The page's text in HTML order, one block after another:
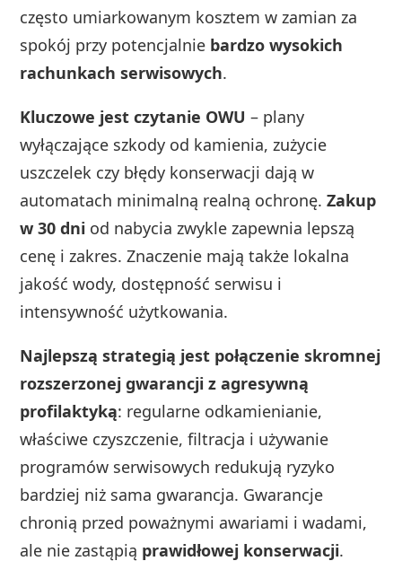
często umiarkowanym kosztem w zamian za
spokój przy potencjalnie bardzo wysokich
rachunkach serwisowych.
Kluczowe jest czytanie OWU – plany
wyłączające szkody od kamienia, zużycie
uszczelek czy błędy konserwacji dają w
automatach minimalną realną ochronę.Zakup
w 30 dni od nabycia zwykle zapewnia lepszą
cenę i zakres. Znaczenie mają także lokalna
jakość wody, dostępność serwisu i
intensywność użytkowania.
Najlepszą strategią jest połączenie skromnej
rozszerzonej gwarancji z agresywną
profilaktyką: regularne odkamienianie,
właściwe czyszczenie, filtracja i używanie
programów serwisowych redukują ryzyko
bardziej niż sama gwarancja. Gwarancje
chronią przed poważnymi awariami i wadami,
ale nie zastąpią prawidłowej konserwacji.